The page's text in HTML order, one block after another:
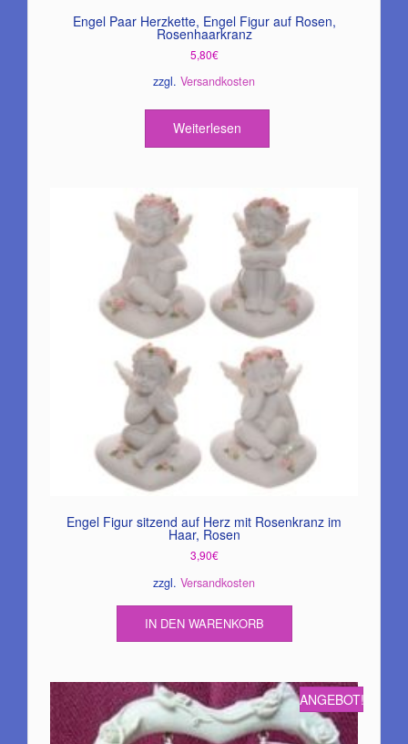
Engel Paar Herzkette, Engel Figur auf Rosen,
Rosenhaarkranz
5,80€
zzgl. Versandkosten
Weiterlesen
Engel Figur sitzend auf Herz mit Rosenkranz im
Haar, Rosen
3,90€
zzgl. Versandkosten
IN DEN WARENKORB
ANGEBOT!